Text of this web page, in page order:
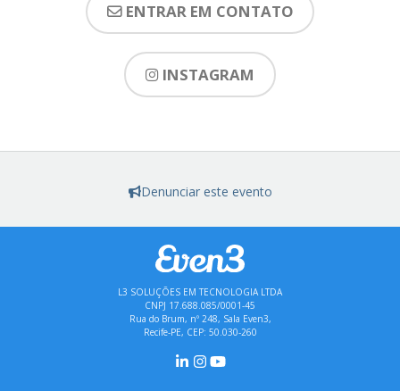
ENTRAR EM CONTATO
INSTAGRAM
Denunciar este evento
L3 SOLUÇÕES EM TECNOLOGIA LTDA
CNPJ 17.688.085/0001-45
Rua do Brum, nº 248, Sala Even3,
Recife-PE, CEP: 50.030-260